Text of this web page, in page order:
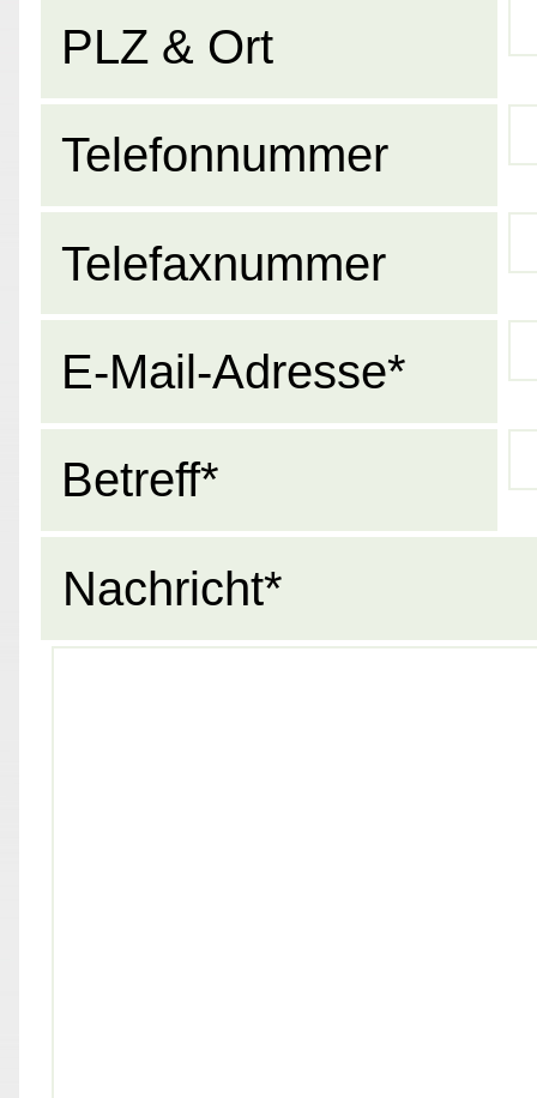
PLZ & Ort
Telefonnummer
Telefaxnummer
E-Mail-Adresse*
Betreff*
Nachricht*